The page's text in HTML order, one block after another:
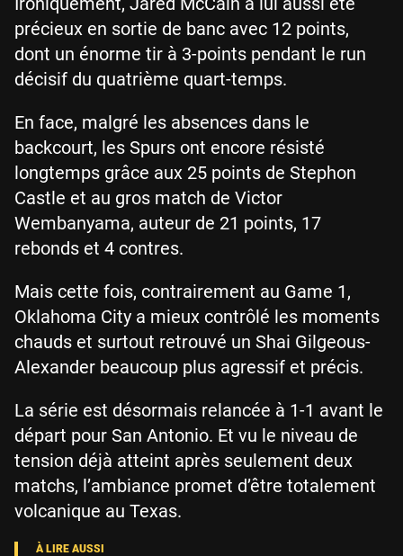
précieux en sortie de banc avec 12 points,
dont un énorme tir à 3-points pendant le run
décisif du quatrième quart-temps.
En face, malgré les absences dans le
backcourt, les Spurs ont encore résisté
longtemps grâce aux 25 points de Stephon
Castle et au gros match de Victor
Wembanyama, auteur de 21 points, 17
rebonds et 4 contres.
Mais cette fois, contrairement au Game 1,
Oklahoma City a mieux contrôlé les moments
chauds et surtout retrouvé un Shai Gilgeous-
Alexander beaucoup plus agressif et précis.
La série est désormais relancée à 1-1 avant le
départ pour San Antonio. Et vu le niveau de
tension déjà atteint après seulement deux
matchs, l’ambiance promet d’être totalement
volcanique au Texas.